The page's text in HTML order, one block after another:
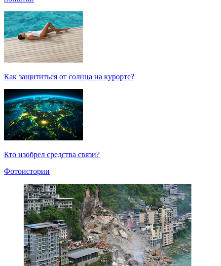
Как защититься от солнца на курорте?
Кто изобрел средства связи?
Фотоистории